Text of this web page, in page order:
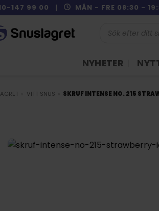
147 99 00 | MÅN - FRE 08:30 -
NYHETER
VITT SNUS SKRUF INTENSE NO. 215